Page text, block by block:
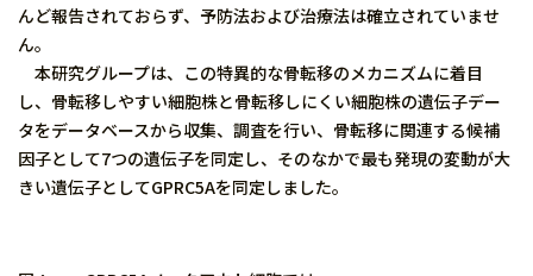
んど報告されておらず、予防法および治療法は確立されていませ
ん。
本研究グループは、この特異的な骨転移のメカニズムに着目
し、骨転移しやすい細胞株と骨転移しにくい細胞株の遺伝子デー
タをデータベースから収集、調査を行い、骨転移に関連する候補
因子として7つの遺伝子を同定し、そのなかで最も発現の変動が大
きい遺伝子としてGPRC5Aを同定しました。